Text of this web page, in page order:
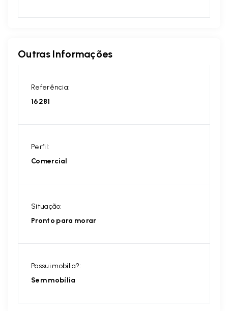
Outras Informações
Referência:
16281
Perfil:
Comercial
Situação:
Pronto para morar
Possui mobília?:
Sem mobília